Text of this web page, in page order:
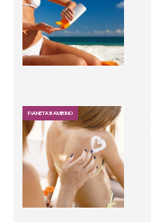
PIANETA BAMBINO